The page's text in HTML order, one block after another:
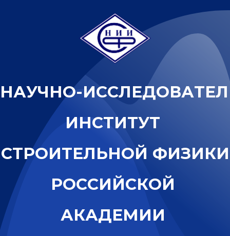
НАУЧНО-ИССЛЕДОВАТЕЛ
ИНСТИТУТ
СТРОИТЕЛЬНОЙ ФИЗИКИ
РОССИЙСКОЙ
АКАДЕМИИ